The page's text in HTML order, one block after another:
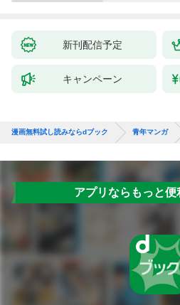
新刊配信予定
キャンペーン
漫画無料試し読みならdブック 青年マンガ
アプリならもっと便